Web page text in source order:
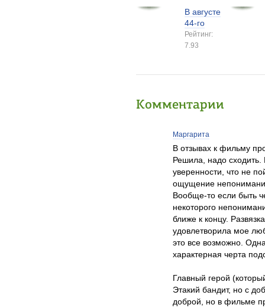
В августе
44-го
Рейтинг:
7.93
Комментарии
Маргарита
В отзывах к фильму
Решила, надо сходить.
уверенности, что не
ощущение
Вообще-то если быть
некоторого
ближе к концу.
удовлетворила мое
это все возможно.
характерная черта
Главный герой
Этакий бандит, но с
доброй, но в фильме